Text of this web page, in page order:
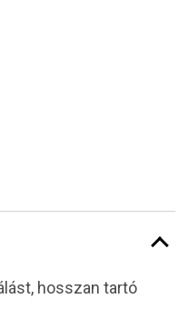
hosszan tartó